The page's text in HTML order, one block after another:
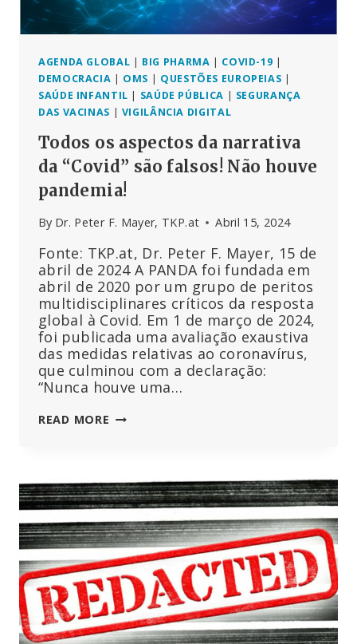
UE-
LEYEN
BOURLA
DA
PFIZER
AGENDA GLOBAL | BIG PHARMA | COVID-19 |
DEMOCRACIA | OMS | QUESTÕES EUROPEIAS |
SAÚDE INFANTIL | SAÚDE PÚBLICA | SEGURANÇA
DAS VACINAS | VIGILÂNCIA DIGITAL
Todos os aspectos da narrativa
da “Covid” são falsos! Não houve
pandemia!
By Dr. Peter F. Mayer, TKP.at Abril 15, 2024
Fonte: TKP.at, Dr. Peter F. Mayer, 15 de
abril de 2024 A PANDA foi fundada em
abril de 2020 por um grupo de peritos
multidisciplinares críticos da resposta
global à Covid. Em 1 de março de 2024,
foi publicada uma avaliação exaustiva
das medidas relativas ao coronavírus,
que culminou com a declaração:
“Nunca houve uma…
READ MORE TODOS
NARRATIVA
DA
“COVID”
SÃO
FALSOS!
NÃO
HOUVE
PANDEMIA!